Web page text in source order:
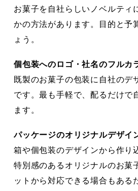
お菓子を自社らしいノベルティ
かの方法があります。目的と予
ょう。
個包装へのロゴ・社名のフルカ
既製のお菓子の包装に自社のデ
です。最も手軽で、配るだけで
ます。
パッケージのオリジナルデザイ
箱や個包装のデザインから作り
特別感のあるオリジナルのお菓
ットから対応できる場合もある